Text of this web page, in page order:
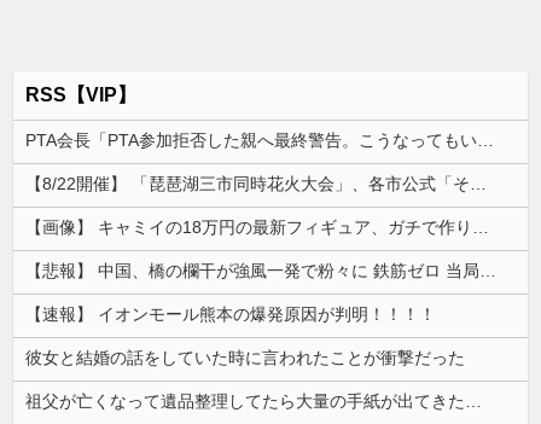
RSS【VIP】
【速報】 イオンモール熊本の爆発原因が判明！！！！
彼女と結婚の話をしていた時に言われたことが衝撃だった